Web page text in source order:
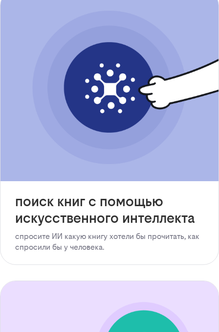
поиск книг с помощью
искусственного интеллекта
спросите ИИ какую книгу хотели бы прочитать, как
спросили бы у человека.